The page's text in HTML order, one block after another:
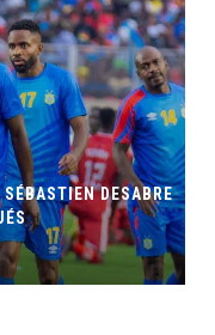
DESABRE